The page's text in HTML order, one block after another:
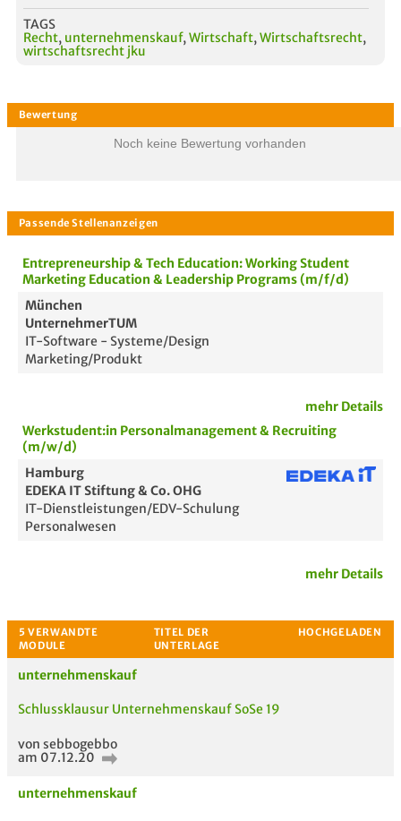
TAGS
Recht, unternehmenskauf, Wirtschaft, Wirtschaftsrecht,
wirtschaftsrecht jku
Bewertung
Noch keine Bewertung vorhanden
Entrepreneurship & Tech Education: Working Student
Marketing Education & Leadership Programs (m/f/d)
München
UnternehmerTUM
IT-Software - Systeme/Design
Marketing/Produkt
mehr Details
Werkstudent:in Personalmanagement & Recruiting
(m/w/d)
Hamburg
EDEKA IT Stiftung & Co. OHG
IT-Dienstleistungen/EDV-Schulung
Personalwesen
mehr Details
unternehmenskauf
Schlussklausur Unternehmenskauf SoSe 19
von sebbogebbo
am 07.12.20
unternehmenskauf